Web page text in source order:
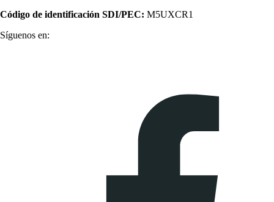
Código de identificación SDI/PEC: M5UXCR1
Síguenos en: